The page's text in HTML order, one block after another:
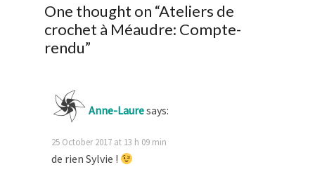
One thought on “Ateliers de
crochet à Méaudre: Compte-
rendu”
Anne-Lauresays:
25 October 2017 at 13 h 09 min
de rien Sylvie !